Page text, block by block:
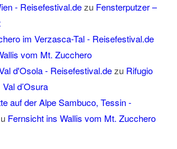
- Reisefestival.dezu Fensterputzer –
im Verzasca-Tal - Reisefestival.de
vom Mt. Zucchero
d'Osola - Reisefestival.dezu Rifugio
d’Osura
auf der Alpe Sambuco, Tessin -
Fernsicht ins Wallis vom Mt. Zucchero